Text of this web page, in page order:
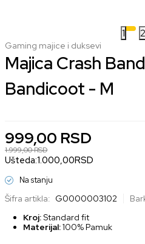
1 2
Gaming majice i duksevi
Majica Crash
Bandicoot - M
999,00 RSD
1.999,00RSD
Ušteda:1.000,00RSD
Na stanju
Šifra artikla: G0000003102
Kroj:Standard fit
Materijal:100% Pamuk